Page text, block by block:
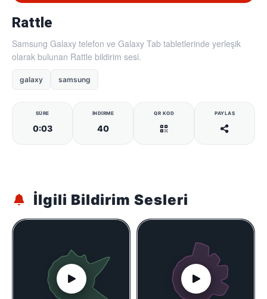
Rattle
Samsung Galaxy telefon ve Galaxy Tab tabletlerinde yerleşik
olarak bulunan Rattle bildirim sesi.
galaxy samsung
SÜRE
0:03
İNDIRME
40
QR KOD PAYLAŞ
İlgili Bildirim Sesleri